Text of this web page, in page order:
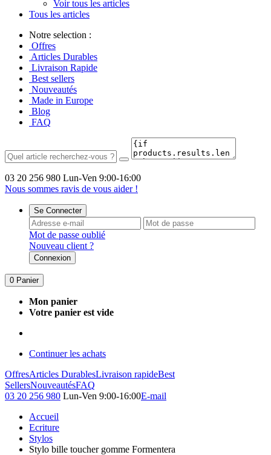
Voir tous les articles
Tous les articles
Notre selection :
Offres
Articles Durables
Livraison Rapide
Best sellers
Nouveautés
Made in Europe
Blog
FAQ
03 20 256 980 Lun-Ven 9:00-16:00
Nous sommes ravis de vous aider !
Se Connecter
Mot de passe oublié
Nouveau client ?
Connexion
0 Panier
Mon panier
Votre panier est vide
Continuer les achats
OffresArticles DurablesLivraison rapideBest
SellersNouveautésFAQ
03 20 256 980 Lun-Ven 9:00-16:00E-mail
Accueil
Ecriture
Stylos
Stylo bille toucher gomme Formentera